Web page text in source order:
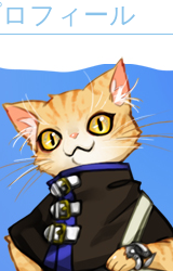
フィール